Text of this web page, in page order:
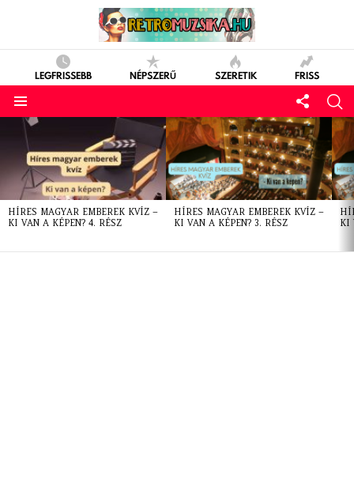
LEGFRISSEBB NÉPSZERŰ SZERETIK FRISS
LATEST
STORIES
HÍRES MAGYAR EMBEREK KVÍZ –
KI VAN A KÉPEN? 4. RÉSZ
HÍRES MAGYAR EMBEREK KVÍZ –
KI VAN A KÉPEN? 3. RÉSZ
KI